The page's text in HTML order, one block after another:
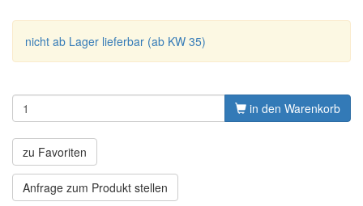
nicht ab Lager lieferbar (ab KW 35)
in den Warenkorb
zu Favoriten
Anfrage zum Produkt stellen